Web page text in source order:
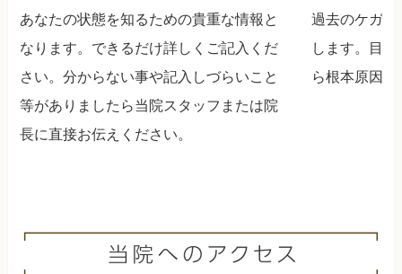
あなたの状態を知るための貴重な情報と
なります。できるだけ詳しくご記入くだ
さい。分からない事や記入しづらいこと
等がありましたら当院スタッフまたは院
長に直接お伝えください。
過去のケガや
します。目
ら根本原因